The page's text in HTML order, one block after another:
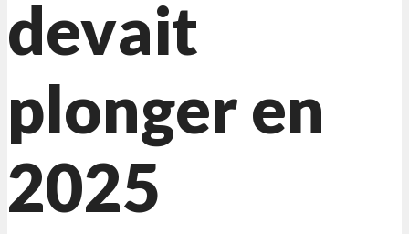
devait
plonger en
2025